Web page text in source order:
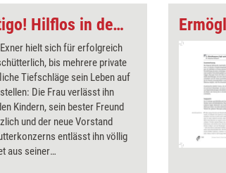
Wertecoaching: Vertigo! Hilflos in der Welt der Macht
hielt sich für erfolgreich
bis mehrere private
Tiefschläge sein Leben auf
Die Frau verlässt ihn
Kindern, sein bester Freund
und der neue Vorstand
entlässt ihn völlig
aus seiner